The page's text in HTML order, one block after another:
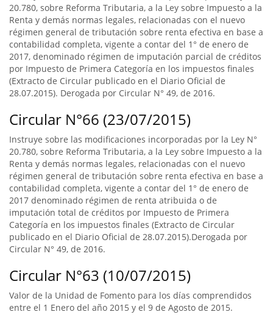
20.780, sobre Reforma Tributaria, a la Ley sobre Impuesto a la
Renta y demás normas legales, relacionadas con el nuevo
régimen general de tributación sobre renta efectiva en base a
contabilidad completa, vigente a contar del 1° de enero de
2017, denominado régimen de imputación parcial de créditos
por Impuesto de Primera Categoría en los impuestos finales
(Extracto de Circular publicado en el Diario Oficial de
28.07.2015). Derogada por Circular N° 49, de 2016.
Circular N°66 (23/07/2015)
Instruye sobre las modificaciones incorporadas por la Ley N°
20.780, sobre Reforma Tributaria, a la Ley sobre Impuesto a la
Renta y demás normas legales, relacionadas con el nuevo
régimen general de tributación sobre renta efectiva en base a
contabilidad completa, vigente a contar del 1° de enero de
2017 denominado régimen de renta atribuida o de
imputación total de créditos por Impuesto de Primera
Categoría en los impuestos finales (Extracto de Circular
publicado en el Diario Oficial de 28.07.2015).Derogada por
Circular N° 49, de 2016.
Circular N°63 (10/07/2015)
Valor de la Unidad de Fomento para los días comprendidos
entre el 1 Enero del año 2015 y el 9 de Agosto de 2015.